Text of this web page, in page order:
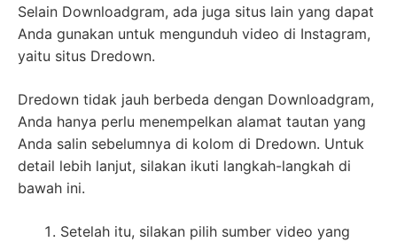
Selain Downloadgram, ada juga situs lain yang dapat
Anda gunakan untuk mengunduh video di Instagram,
yaitu situs Dredown.
Dredown tidak jauh berbeda dengan Downloadgram,
Anda hanya perlu menempelkan alamat tautan yang
Anda salin sebelumnya di kolom di Dredown. Untuk
detail lebih lanjut, silakan ikuti langkah-langkah di
bawah ini.
Setelah itu, silakan pilih sumber video yang